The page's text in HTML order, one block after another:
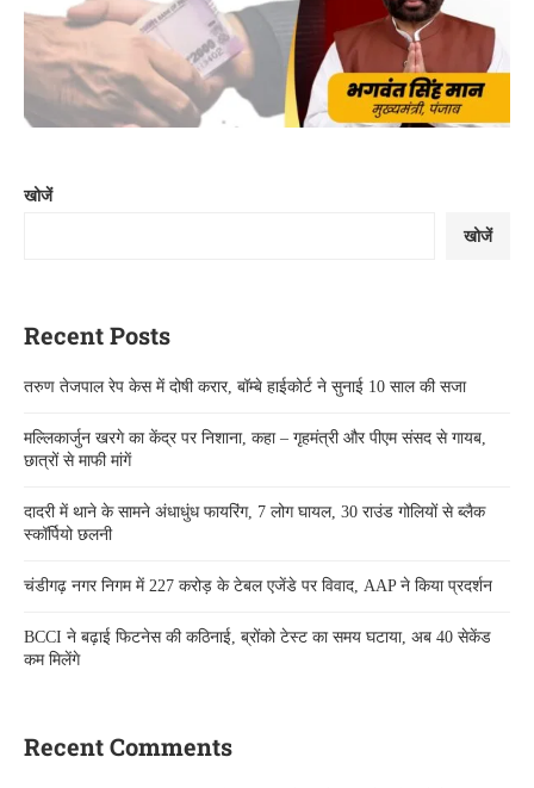
खोजें
खोजें
Recent Posts
तरुण तेजपाल रेप केस में दोषी करार, बॉम्बे हाईकोर्ट ने सुनाई 10 साल की सजा
मल्लिकार्जुन खरगे का केंद्र पर निशाना, कहा – गृहमंत्री और पीएम संसद से गायब,
छात्रों से माफी मांगें
दादरी में थाने के सामने अंधाधुंध फायरिंग, 7 लोग घायल, 30 राउंड गोलियों से ब्लैक
स्कॉर्पियो छलनी
चंडीगढ़ नगर निगम में 227 करोड़ के टेबल एजेंडे पर विवाद, AAP ने किया प्रदर्शन
BCCI ने बढ़ाई फिटनेस की कठिनाई, ब्रोंको टेस्ट का समय घटाया, अब 40 सेकेंड
कम मिलेंगे
Recent Comments